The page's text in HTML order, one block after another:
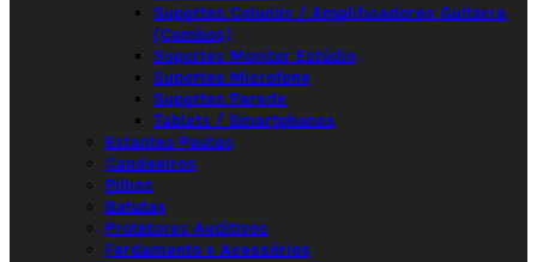
Suportes Colunas / Amplificadores Guitarra
(Combos)
Suportes Monitor Estúdio
Suportes Microfone
Suportes Parede
Tablets / Smartphones
Estantes Pautas
Candeeiros
Pilhas
Batutas
Protetores Auditivos
Fardamento e Acessórios